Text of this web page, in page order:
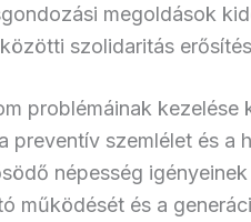
megoldások
szolidaritás
problémáinak
preventív szemlélet és a
népesség
működését és a